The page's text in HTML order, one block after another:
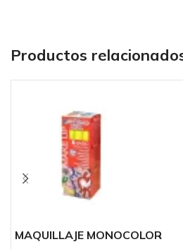
Productos
MAQUILLAJE MONOCOLOR